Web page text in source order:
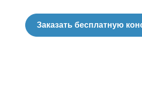
Заказать бесплатную